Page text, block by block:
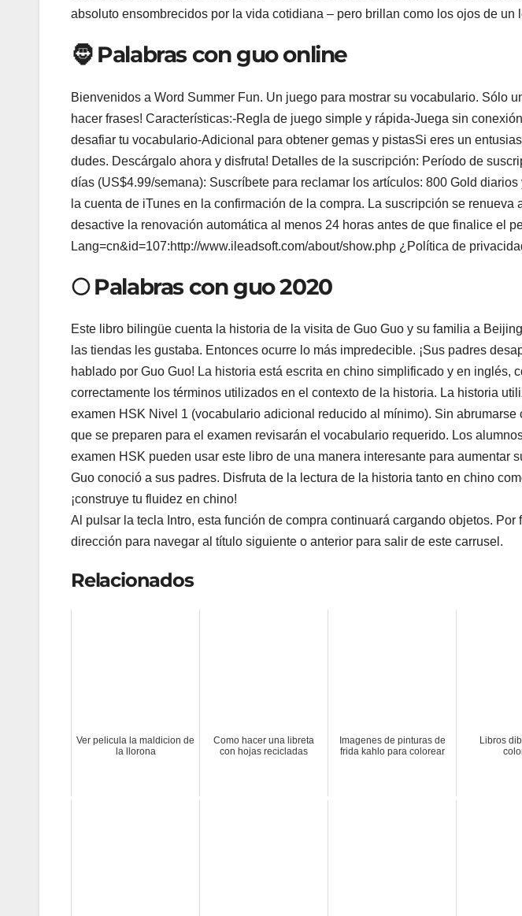
absoluto ensombrecidos por la vida cotidiana – pero brillan como los ojos de
🧔 Palabras con guo online
Bienvenidos a Word Summer Fun. Un juego para mostrar su vocabulario. Sólo
hacer frases! Características:-Regla de juego simple y rápida-Juega sin
desafiar tu vocabulario-Adicional para obtener gemas y pistasSi eres un
dudes. Descárgalo ahora y disfruta! Detalles de la suscripción: Período de
días (US$4.99/semana): Suscríbete para reclamar los artículos: 800 Gold
la cuenta de iTunes en la confirmación de la compra. La suscripción se renueva
desactive la renovación automática al menos 24 horas antes de que finalice el
Lang=cn&id=107:http://www.ileadsoft.com/about/show.php ¿Política de
🌕 Palabras con guo 2020
Este libro bilingüe cuenta la historia de la visita de Guo Guo y su familia a
las tiendas les gustaba. Entonces ocurre lo más impredecible. ¡Sus padres
hablado por Guo Guo! La historia está escrita en chino simplificado y en inglés,
correctamente los términos utilizados en el contexto de la historia. La historia
examen HSK Nivel 1 (vocabulario adicional reducido al mínimo). Sin
que se preparen para el examen revisarán el vocabulario requerido. Los
examen HSK pueden usar este libro de una manera interesante para aumentar
Guo conoció a sus padres. Disfruta de la lectura de la historia tanto en chino
¡construye tu fluidez en chino!
Al pulsar la tecla Intro, esta función de compra continuará cargando objetos. Por
dirección para navegar al título siguiente o anterior para salir de este carrusel.
Relacionados
Ver pelicula la maldicion de
la llorona
Como hacer una libreta
con hojas recicladas
Imagenes de pinturas de
frida kahlo para colorear
Libros